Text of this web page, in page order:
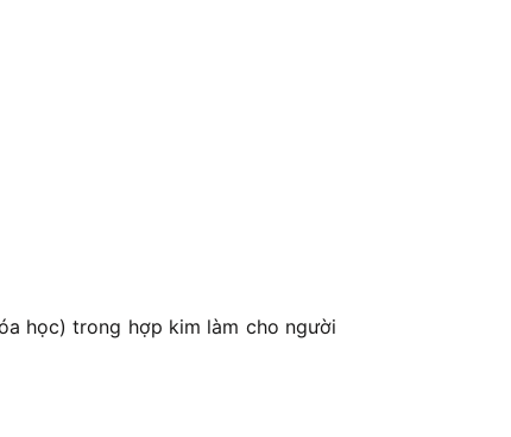
học) trong hợp kim làm cho người